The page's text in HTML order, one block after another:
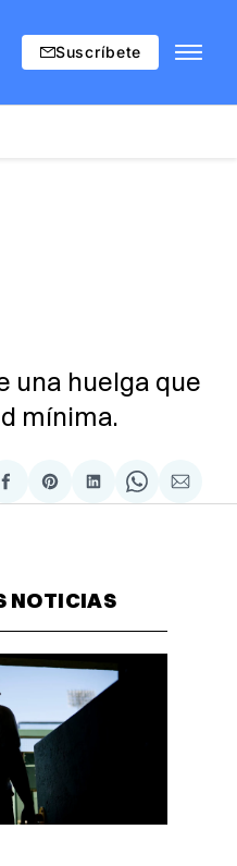
Suscríbete
una huelga que
mínima.
Compartir
en
Share
on
Compartir
en
Share
on
via
NOTICIAS